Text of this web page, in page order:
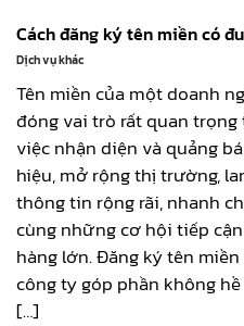
Cách đăng ký tên miền có
Dịch vụ khác
Tên miền của một doanh
đóng vai trò rất quan trọng
việc nhận diện và quảng
hiệu, mở rộng thị trường,
thông tin rộng rãi, nhanh
cùng những cơ hội tiếp
hàng lớn. Đăng ký tên miền
công ty góp phần không
[…]